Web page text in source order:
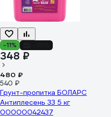
-11%
348 ₽
480 ₽
540 ₽
Грунт-пропитка БОЛАРС
Антиплесень 33 5 кг
00000042437